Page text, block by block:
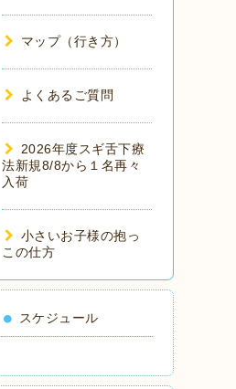
マップ（行き方）
よくあるご質問
2026年度スギ舌下療
法新規8/8から１名再々
入荷
小さいお子様の抱っ
この仕方
スケジュール